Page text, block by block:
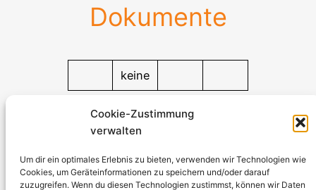
Cookie-Zustimmung
verwalten
Um dir ein optimales Erlebnis zu bieten, verwenden wir Technologien wie
Cookies, um Geräteinformationen zu speichern und/oder darauf
zuzugreifen. Wenn du diesen Technologien zustimmst, können wir Daten
Dokumente
keine
Kürtener Straße 13, D-51465 Bergisch Gladbach
Geschäftsführer: Andre Kandlin